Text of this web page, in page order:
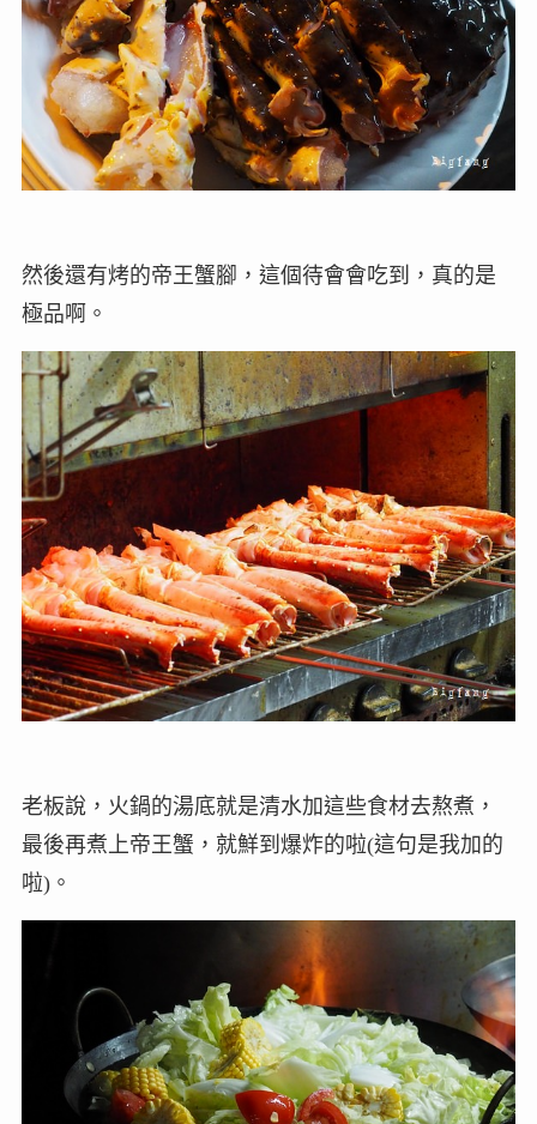
然後還有烤的帝王蟹腳，這個待會會吃到，真的是
極品啊。
老板說，火鍋的湯底就是清水加這些食材去熬煮，
最後再煮上帝王蟹，就鮮到爆炸的啦(這句是我加的
啦)。